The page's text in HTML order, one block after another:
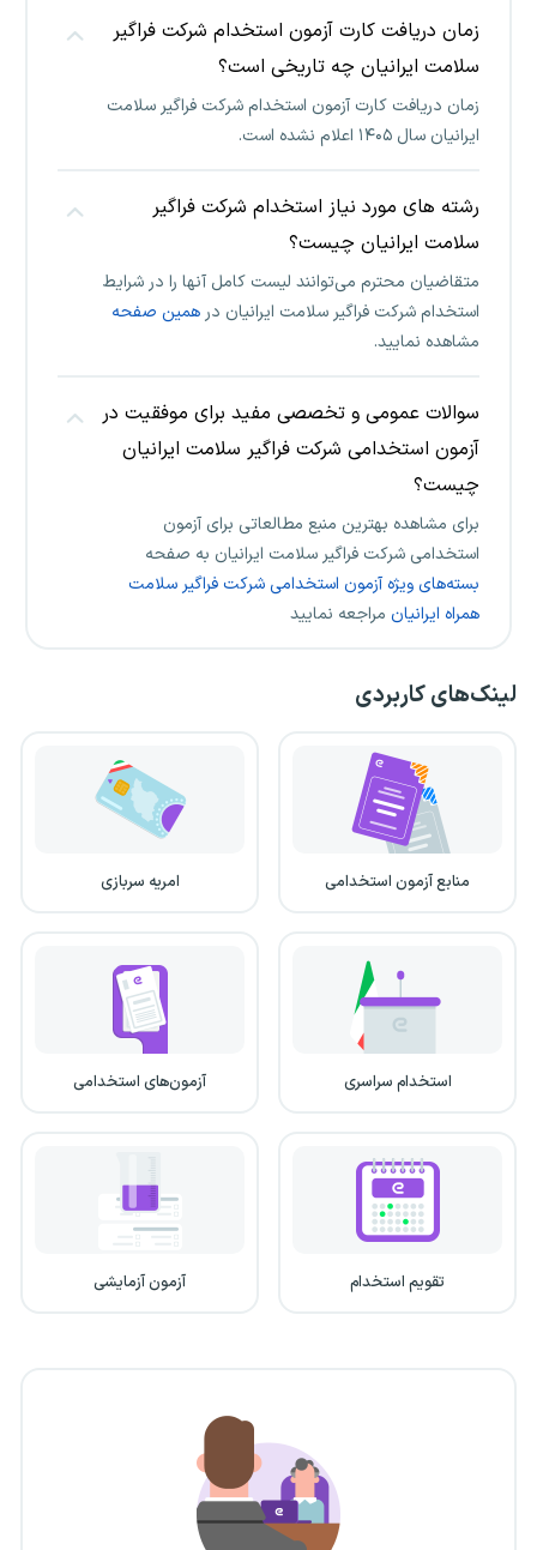
زمان دریافت کارت آزمون استخدام شرکت فراگیر
سلامت ایرانیان چه تاریخی است؟
زمان دریافت کارت آزمون استخدام شرکت فراگیر سلامت
ایرانیان سال ۱۴۰۵ اعلام نشده است.
رشته های مورد نیاز استخدام شرکت فراگیر
سلامت ایرانیان چیست؟
متقاضیان محترم می‌توانند لیست کامل آنها را در شرایط
استخدام شرکت فراگیر سلامت ایرانیان در همین صفحه
مشاهده نمایید.
سوالات عمومی و تخصصی مفید برای موفقیت در
آزمون استخدامی شرکت فراگیر سلامت ایرانیان
چیست؟
برای مشاهده بهترین منبع مطالعاتی برای آزمون
استخدامی شرکت فراگیر سلامت ایرانیان به صفحه
بسته‌های ویژه آزمون استخدامی شرکت فراگیر سلامت
همراه ایرانیان مراجعه نمایید
لینک‌های کاربردی
منابع آزمون استخدامی امریه سربازی
استخدام سراسری آزمون‌های استخدامی
تقویم استخدام آزمون آزمایشی